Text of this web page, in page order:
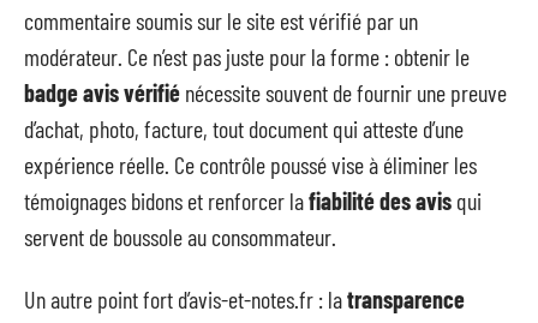
commentaire soumis sur le site est vérifié par un
modérateur. Ce n’est pas juste pour la forme : obtenir le
badge avis vérifié nécessite souvent de fournir une preuve
d’achat, photo, facture, tout document qui atteste d’une
expérience réelle. Ce contrôle poussé vise à éliminer les
témoignages bidons et renforcer lafiabilité des avis qui
servent de boussole au consommateur.
Un autre point fort d’avis-et-notes.fr : latransparence